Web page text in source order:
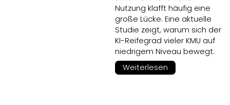
Nutzung klafft häufig eine
große Lücke. Eine aktuelle
Studie zeigt, warum sich der
KI-Reifegrad vieler KMU auf
niedrigem Niveau bewegt.
Weiterlesen